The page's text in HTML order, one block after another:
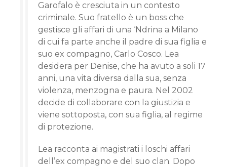
Garofalo è cresciuta in un contesto
criminale. Suo fratello è un boss che
gestisce gli affari di una ‘Ndrina a Milano
di cui fa parte anche il padre di sua figlia e
suo ex compagno, Carlo Cosco. Lea
desidera per Denise, che ha avuto a soli 17
anni, una vita diversa dalla sua, senza
violenza, menzogna e paura. Nel 2002
decide di collaborare con la giustizia e
viene sottoposta, con sua figlia, al regime
di protezione.
Lea racconta ai magistrati i loschi affari
dell’ex compagno e del suo clan. Dopo